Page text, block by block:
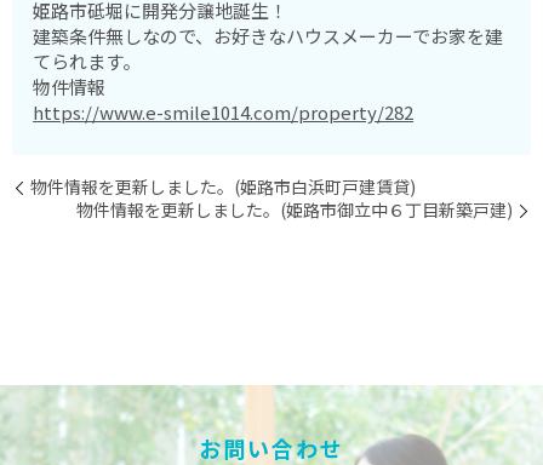
姫路市砥堀に開発分譲地誕生！
建築条件無しなので、お好きなハウスメーカーでお家を建
てられます。
物件情報
https://www.e-smile1014.com/property/282
物件情報を更新しました。(姫路市白浜町戸建賃貸)
物件情報を更新しました。(姫路市御立中６丁目新築戸建)
お問い合わせ